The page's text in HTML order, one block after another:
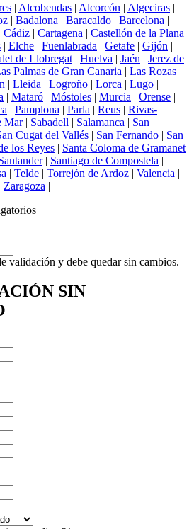
| Alcobendas | Alcorcón | Algeciras |
| Badalona | Baracaldo | Barcelona |
Cádiz | Cartagena | Castellón de la Plana
| Elche | Fuenlabrada | Getafe | Gijón |
de Llobregat | Huelva | Jaén | Jerez de
Palmas de Gran Canaria | Las Rozas
| Lleida | Logroño | Lorca | Lugo |
| Mataró | Móstoles | Murcia | Orense |
| Pamplona | Parla | Reus | Rivas-
Mar| Sabadell | Salamanca | San
Cugat del Vallés | San Fernando | San
los Reyes | Santa Coloma de Gramanet
| Santiago de Compostela |
| Telde | Torrejón de Ardoz | Valencia |
Zaragoza |
validación y debe quedar sin cambios.
SIN